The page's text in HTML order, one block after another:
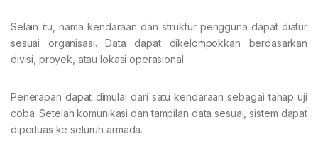
Selain itu, nama kendaraan dan struktur pengguna dapat diatur
sesuai organisasi. Data dapat dikelompokkan berdasarkan
divisi, proyek, atau lokasi operasional.
Penerapan dapat dimulai dari satu kendaraan sebagai tahap uji
coba. Setelah komunikasi dan tampilan data sesuai, sistem dapat
diperluas ke seluruh armada.